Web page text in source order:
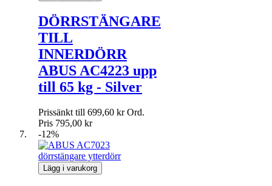
DÖRRSTÄNGARE
TILL
INNERDÖRR
ABUS AC4223 upp
till 65 kg - Silver
Prissänkt till 699,60 kr Ord.
Pris 795,00 kr
-12%
Lägg i varukorg